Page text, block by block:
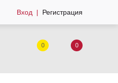
Вход Регистрация
0 0